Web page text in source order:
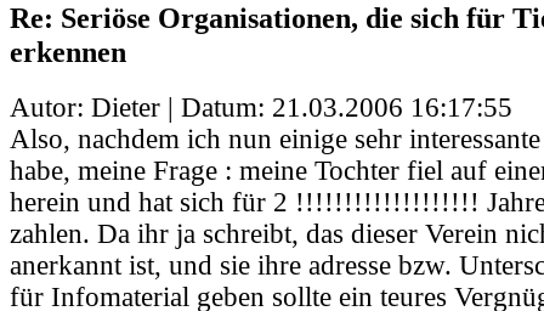
Re: Seriöse Organisationen, die sich für
erkennen
Autor: Dieter | Datum: 21.03.2006 16:17:55
Also, nachdem ich nun einige sehr
habe, meine Frage : meine Tochter fiel auf
herein und hat sich für 2 !!!!!!!!!!!!!!!!!!!
zahlen. Da ihr ja schreibt, das dieser Verein
anerkannt ist, und sie ihre adresse bzw.
für Infomaterial geben sollte ein teures